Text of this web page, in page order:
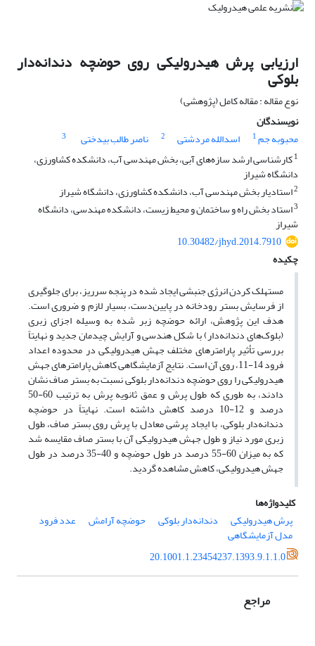
ارزیابی پرش هیدرولیکی روی حوضچه دندانه‌دار
بلوکی
نوع مقاله : مقاله کامل (پژوهشی)
نویسندگان
محبوبه جم1 اسدالله مردشتی 2 ناصر طالب بیدختی
3
1کارشناسی ارشد سازه‌های آبی، بخش مهندسی آب، دانشکده کشاورزی،
دانشگاه شیراز
2استادیار بخش مهندسی آب، دانشکده کشاورزی، دانشگاه شیراز
3استاد بخش راه و ساختمان و محیط زیست، دانشکده مهندسی، دانشگاه
شیراز
10.30482/jhyd.2014.7910
چکیده
مستهلک کردن انرژی جنبشی ایجاد شده در پنجه سرریز، برای جلوگیری
از فرسایش بستر رودخانه در پایین‌دست، بسیار لازم و ضروری است.
هدف این پژوهش، ارائه حوضچه زبر شده به وسیله اجزای زبری
(بلوک‌های دندانه‌دار) با شکل هندسی و آرایش چیدمان جدید و نهایتاً
بررسی تأثیر پارامتر‌های مختلف جهش هیدرولیکی در محدوده اعداد
فرود 14-11، روی آن است. نتایج آزمایشگاهی کاهش پارامترهای جهش
هیدرولیکی را روی حوضچه دندانه‌دار بلوکی نسبت به بستر صاف نشان
دادند، به طوری که طول پرش و عمق ثانویه پرش به ترتیب 60-50
درصد و 12-10 درصد کاهش داشته است. نهایتاً در حوضچه
دندانه‌دار بلوکی، با ایجاد پرشی معادل با پرش روی بستر صاف، طول
زبری مورد نیاز و طول جهش هیدرولیکی آن با بستر صاف مقایسه شد
که به میزان 60-55 درصد در طول حوضچه و 40-35 درصد در طول
جهش هیدرولیکی، کاهش مشاهده گردید.
کلیدواژه‌ها
پرش هیدرولیکی
دندانه‌دار بلوکی حوضچه آرامش عدد فرود
مدل آزمایشگاهی
20.1001.1.23454237.1393.9.1.1.0
مراجع